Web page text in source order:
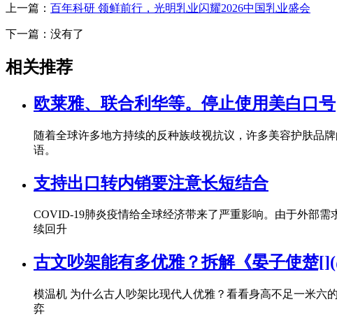
上一篇： 百年科研 领鲜前行，光明乳业闪耀2026中国乳业盛会
下一篇：没有了
相关推荐
欧莱雅、联合利华等。停止使用美白口号
随着全球许多地方持续的反种族歧视抗议，许多美容护肤品
语。
支持出口转内销要注意长短结合
COVID-19肺炎疫情给全球经济带来了严重影响。由于外部
续回升
古文吵架能有多优雅？拆解《晏子使楚
模温机 为什么古人吵架比现代人优雅？看看身高不足一米六
弈